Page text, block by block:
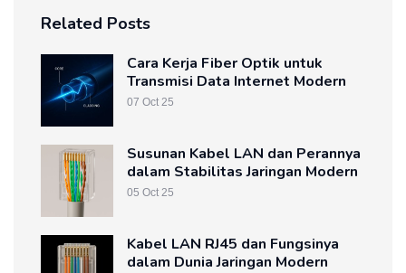
Related Posts
Cara Kerja Fiber Optik untuk
Transmisi Data Internet Modern
07 Oct 25
Susunan Kabel LAN dan Perannya
dalam Stabilitas Jaringan Modern
05 Oct 25
Kabel LAN RJ45 dan Fungsinya
dalam Dunia Jaringan Modern